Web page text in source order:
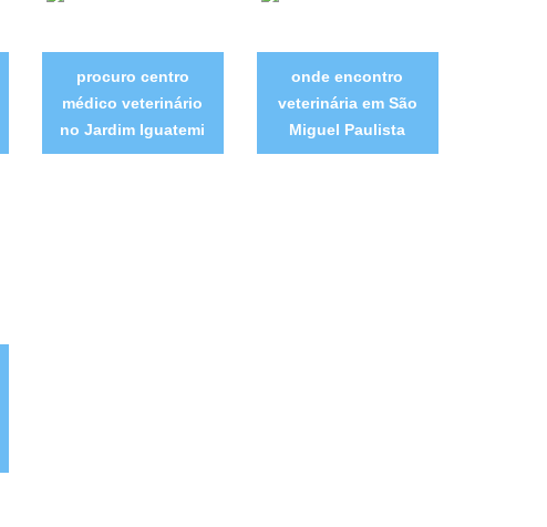
procuro centro
médico veterinário
no Jardim Iguatemi
onde encontro
veterinária em São
Miguel Paulista